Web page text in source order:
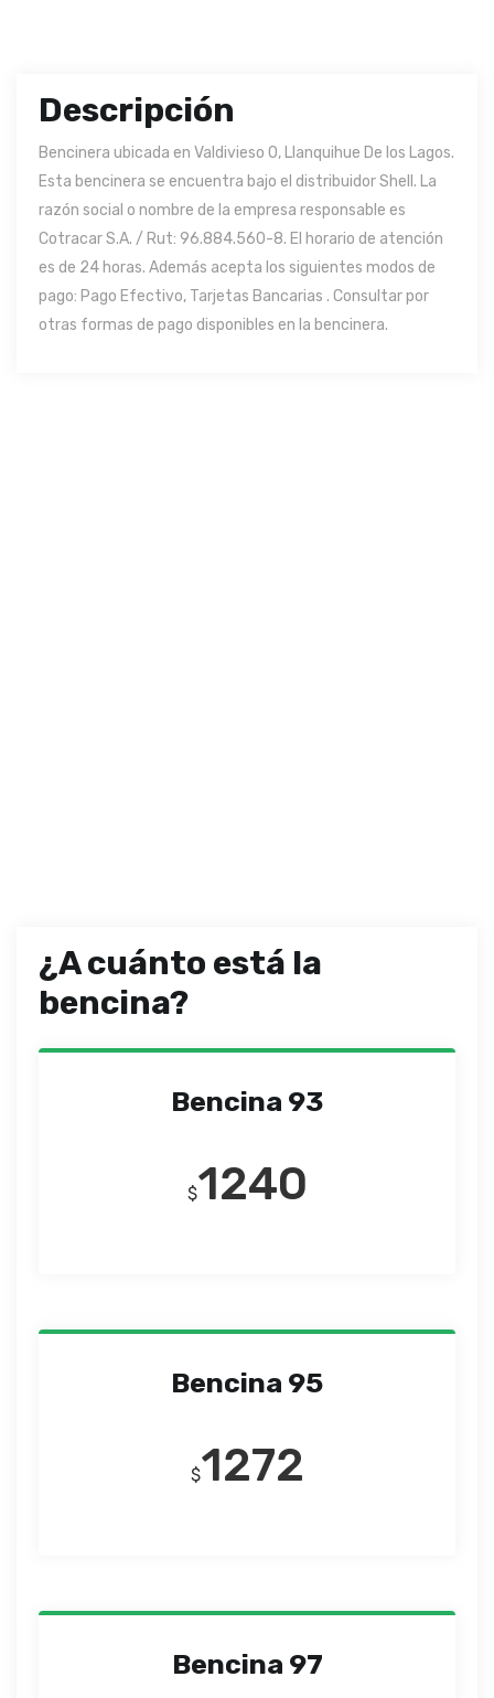
Descripción
Bencinera ubicada en Valdivieso 0, Llanquihue De los Lagos.
Esta bencinera se encuentra bajo el distribuidor Shell. La
razón social o nombre de la empresa responsable es
Cotracar S.A. / Rut: 96.884.560-8. El horario de atención
es de 24 horas. Además acepta los siguientes modos de
pago: Pago Efectivo, Tarjetas Bancarias . Consultar por
otras formas de pago disponibles en la bencinera.
¿A cuánto está la
bencina?
Bencina 93
$1240
Bencina 95
$1272
Bencina 97